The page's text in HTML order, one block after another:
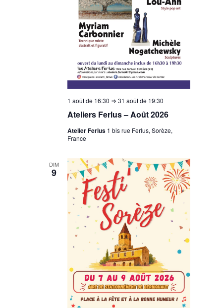
Ateliers Ferlus – Août 2026
1 août de 16:30 ⇒31 août de 19:30
Atelier Ferlus 1 bis rue Ferlus, Sorèze,
France
DIM
9